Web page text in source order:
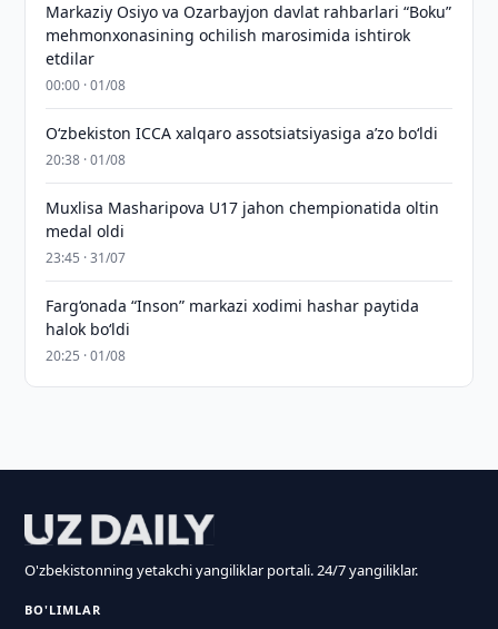
Markaziy Osiyo va Ozarbayjon davlat rahbarlari “Boku”
mehmonxonasining ochilish marosimida ishtirok
etdilar
00:00 · 01/08
O‘zbekiston ICCA xalqaro assotsiatsiyasiga aʼzo bo‘ldi
20:38 · 01/08
Muxlisa Masharipova U17 jahon chempionatida oltin
medal oldi
23:45 · 31/07
Farg‘onada “Inson” markazi xodimi hashar paytida
halok bo‘ldi
20:25 · 01/08
O'zbekistonning yetakchi yangiliklar portali. 24/7 yangiliklar.
BO'LIMLAR